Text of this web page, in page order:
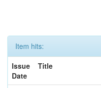
Item hits:
Issue
Date
Title